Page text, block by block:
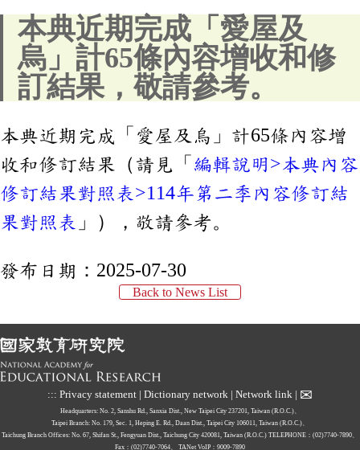
本典近期完成「愛屋及
烏」計65條內容增收和修
訂結果，敬請參考。
本典近期完成「愛屋及烏」計65條內容增
收和修訂結果（請見「 編輯說明>本典內容
修訂結果對照表>114年第二季內容修訂結
果對照表 」），敬請參考。
發布日期： 2025-07-30
Back to News List
::: Privacy statement Dictionary network Network link ✉
Headquarters: No. 2, Sanshu Rd., Sanxia Dist., New Taipei City 237201, Taiwan (R.O.C.)、
Taipei Branch: No. 179, Sec. 1, Heping E. Rd., Daan Dist., Taipei City 106011, Taiwan (R.O.C.)、
Taichung Branch Offices: No. 67, Shifan St., Fengyuan Dist., Taichung City 420081, Taiwan (R.O.C.) TELEPHONE：(02)7740-7890、
Fax：(02)7740-7064、
TANet VoIP：9009-7890